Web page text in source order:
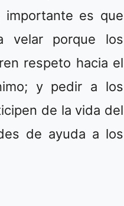
importante es que
velar porque los
respeto hacia el
y pedir a los
de la vida del
de ayuda a los